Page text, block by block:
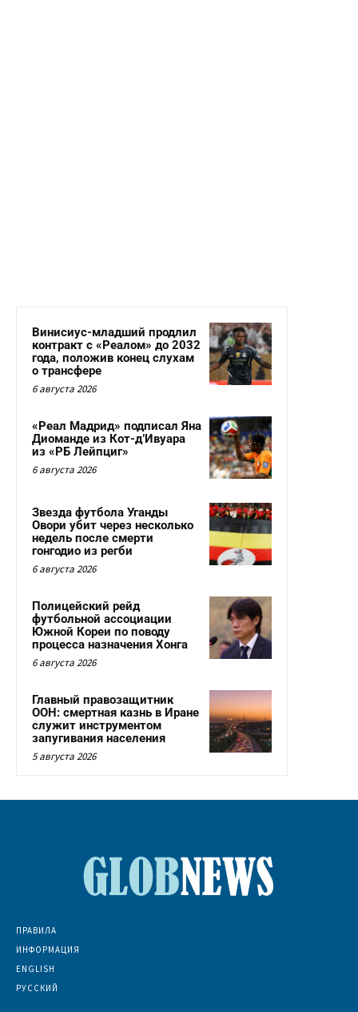
Винисиус-младший продлил
контракт с «Реалом» до 2032
года, положив конец слухам
о трансфере
6 августа 2026
«Реал Мадрид» подписал Яна
Диоманде из Кот-д’Ивуара
из «РБ Лейпциг»
6 августа 2026
Звезда футбола Уганды
Овори убит через несколько
недель после смерти
гонгодио из регби
6 августа 2026
Полицейский рейд
футбольной ассоциации
Южной Кореи по поводу
процесса назначения Хонга
6 августа 2026
Главный правозащитник
ООН: смертная казнь в Иране
служит инструментом
запугивания населения
5 августа 2026
ПРАВИЛА
ИНФОРМАЦИЯ
ENGLISH
РУССКИЙ